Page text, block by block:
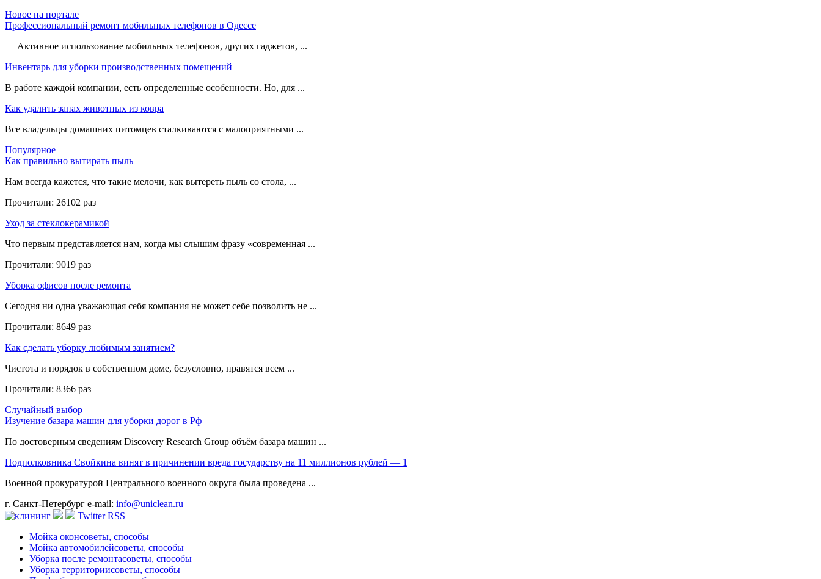
Новое на портале
Профессиональный ремонт мобильных телефонов в Одессе
Активное использование мобильных телефонов, других гаджетов, ...
Инвентарь для уборки производственных помещений
В работе каждой компании, есть определенные особенности. Но, для ...
Как удалить запах животных из ковра
Все владельцы домашних питомцев сталкиваются с малоприятными ...
Популярное
Как правильно вытирать пыль
Нам всегда кажется, что такие мелочи, как вытереть пыль со стола, ...
Прочитали: 26102 раз
Уход за стеклокерамикой
Что первым представляется нам, когда мы слышим фразу «современная ...
Прочитали: 9019 раз
Уборка офисов после ремонта
Сегодня ни одна уважающая себя компания не может себе позволить не ...
Прочитали: 8649 раз
Как сделать уборку любимым занятием?
Чистота и порядок в собственном доме, безусловно, нравятся всем ...
Прочитали: 8366 раз
Случайный выбор
Изучение базара машин для уборки дорог в Рф
По достоверным сведениям Discovery Research Group объём базара машин ...
Подполковника Свойкина винят в причинении вреда государству на 11 миллионов рублей — 1
Военной прокуратурой Центрального военного округа была проведена ...
г. Санкт-Петербург e-mail: info@uniclean.ru
Twitter RSS
Мойка оконсоветы, способы
Мойка автомобилейсоветы, способы
Уборка после ремонтасоветы, способы
Уборка территориисоветы, способы